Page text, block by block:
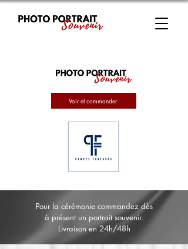
Voir et commander
Pour la cérémonie commandez dès
à présent un portrait souvenir.
Livraison en 24h/48h